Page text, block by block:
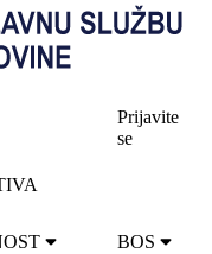
Prijavite
se
BOS